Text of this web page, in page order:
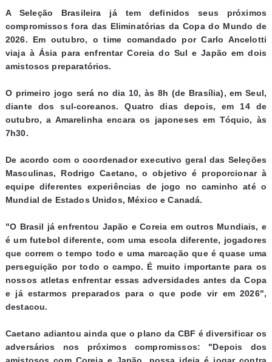
A Seleção Brasileira já tem definidos seus próximos
compromissos fora das Eliminatórias da Copa do Mundo de
2026. Em outubro, o time comandado por Carlo Ancelotti
viaja à Ásia para enfrentar Coreia do Sul e Japão em dois
amistosos preparatórios.
O primeiro jogo será no dia 10, às 8h (de Brasília), em Seul,
diante dos sul-coreanos. Quatro dias depois, em 14 de
outubro, a Amarelinha encara os japoneses em Tóquio, às
7h30.
De acordo com o coordenador executivo geral das Seleções
Masculinas, Rodrigo Caetano, o objetivo é proporcionar à
equipe diferentes experiências de jogo no caminho até o
Mundial de Estados Unidos, México e Canadá.
"O Brasil já enfrentou Japão e Coreia em outros Mundiais, e
é um futebol diferente, com uma escola diferente, jogadores
que correm o tempo todo e uma marcação que é quase uma
perseguição por todo o campo. É muito importante para os
nossos atletas enfrentar essas adversidades antes da Copa
e já estarmos preparados para o que pode vir em 2026",
destacou.
Caetano adiantou ainda que o plano da CBF é diversificar os
adversários nos próximos compromissos: "Depois dos